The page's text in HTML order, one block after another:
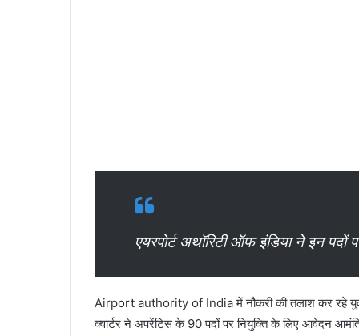
एयरपोर्ट अथॉरिटी ऑफ इंडिया ने इन
Airport authority of India में नौकरी की तलाश कर रहे
क्वार्टर ने अपरेंटिस के 90 पदों पर नियुक्ति के लिए आवेदन